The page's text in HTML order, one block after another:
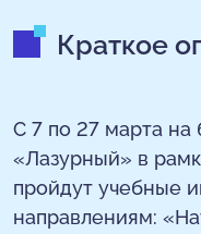
Краткое
С 7 по 27 марта на
«Лазурный» в
пройдут учебные
направлениям: